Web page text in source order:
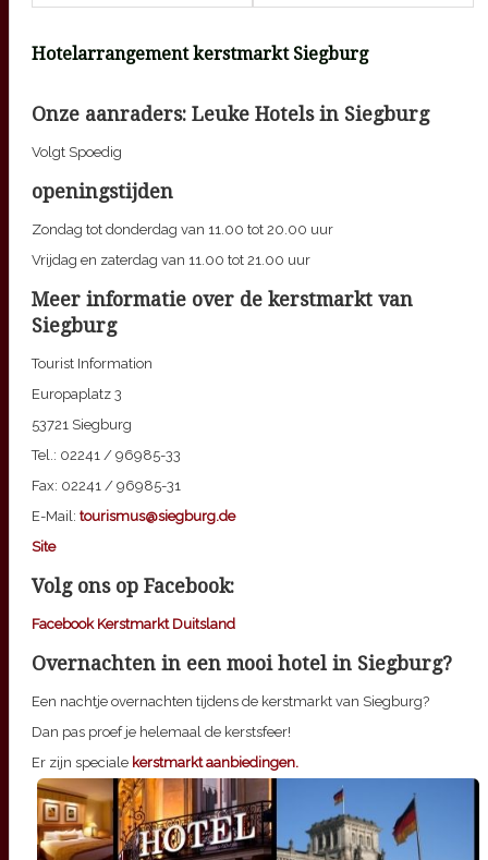
Hotelarrangement kerstmarkt Siegburg
Onze aanraders: Leuke Hotels in Siegburg
Volgt Spoedig
openingstijden
Zondag tot donderdag van 11.00 tot 20.00 uur
Vrijdag en zaterdag van 11.00 tot 21.00 uur
Meer informatie over de kerstmarkt van
Siegburg
Tourist Information
Europaplatz 3
53721 Siegburg
Tel.: 02241 / 96985-33
Fax: 02241 / 96985-31
E-Mail: tourismus@siegburg.de
Site
Volg ons op Facebook:
Facebook Kerstmarkt Duitsland
Overnachten in een mooi hotel in Siegburg?
Een nachtje overnachten tijdens de kerstmarkt van Siegburg?
Dan pas proef je helemaal de kerstsfeer!
Er zijn speciale kerstmarkt aanbiedingen.